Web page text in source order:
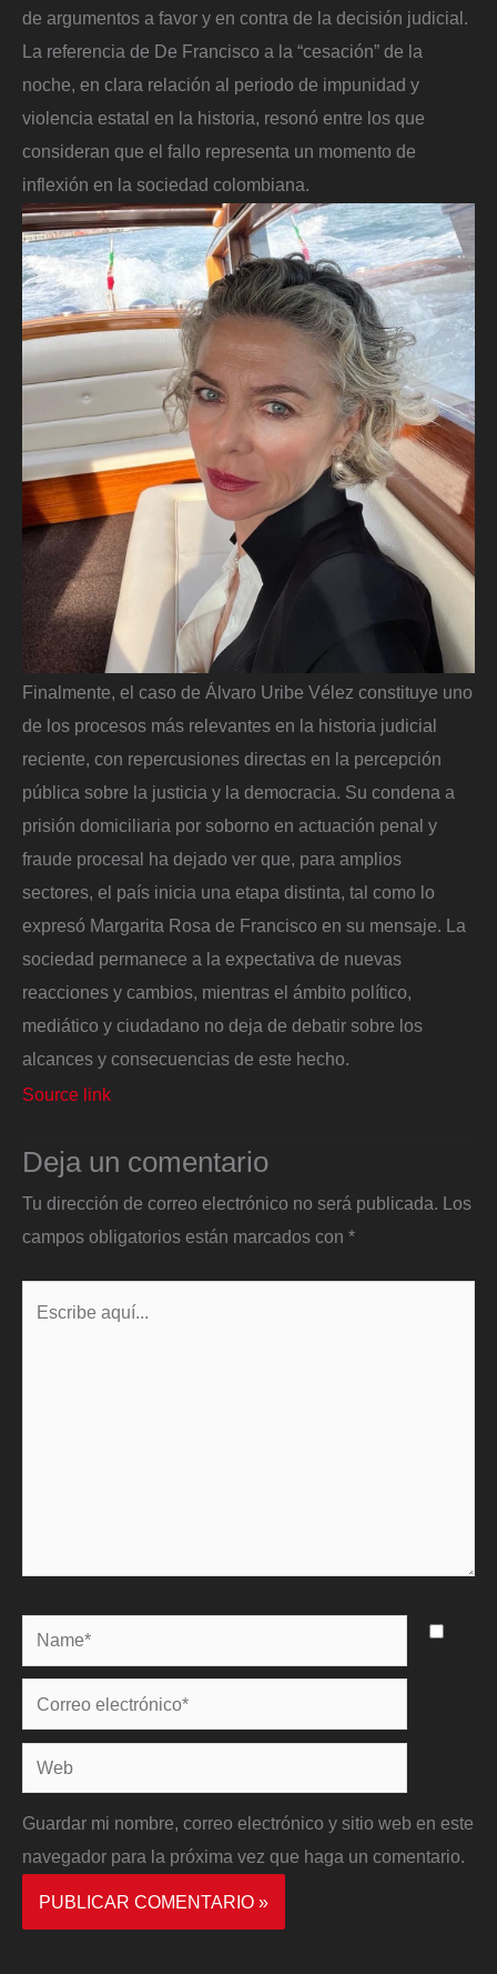
de argumentos a favor y en contra de la decisión judicial.
La referencia de De Francisco a la “cesación” de la
noche, en clara relación al periodo de impunidad y
violencia estatal en la historia, resonó entre los que
consideran que el fallo representa un momento de
inflexión en la sociedad colombiana.
Finalmente, el caso de Álvaro Uribe Vélez constituye uno
de los procesos más relevantes en la historia judicial
reciente, con repercusiones directas en la percepción
pública sobre la justicia y la democracia. Su condena a
prisión domiciliaria por soborno en actuación penal y
fraude procesal ha dejado ver que, para amplios
sectores, el país inicia una etapa distinta, tal como lo
expresó Margarita Rosa de Francisco en su mensaje. La
sociedad permanece a la expectativa de nuevas
reacciones y cambios, mientras el ámbito político,
mediático y ciudadano no deja de debatir sobre los
alcances y consecuencias de este hecho.
Source link
Deja un comentario
Tu dirección de correo electrónico no será publicada. Los
campos obligatorios están marcados con *
Name*
Correo
electrónico*
Web
Guardar mi nombre, correo electrónico y sitio web en este
navegador para la próxima vez que haga un comentario.